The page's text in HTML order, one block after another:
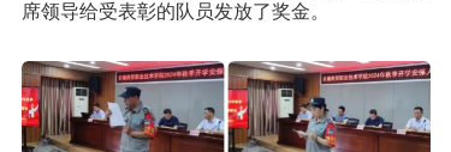
席领导给受表彰的队员发放了奖金。